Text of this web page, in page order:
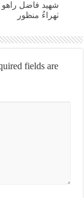
شهيد فاضل راهو
ٺهراءُ منظور
fields are